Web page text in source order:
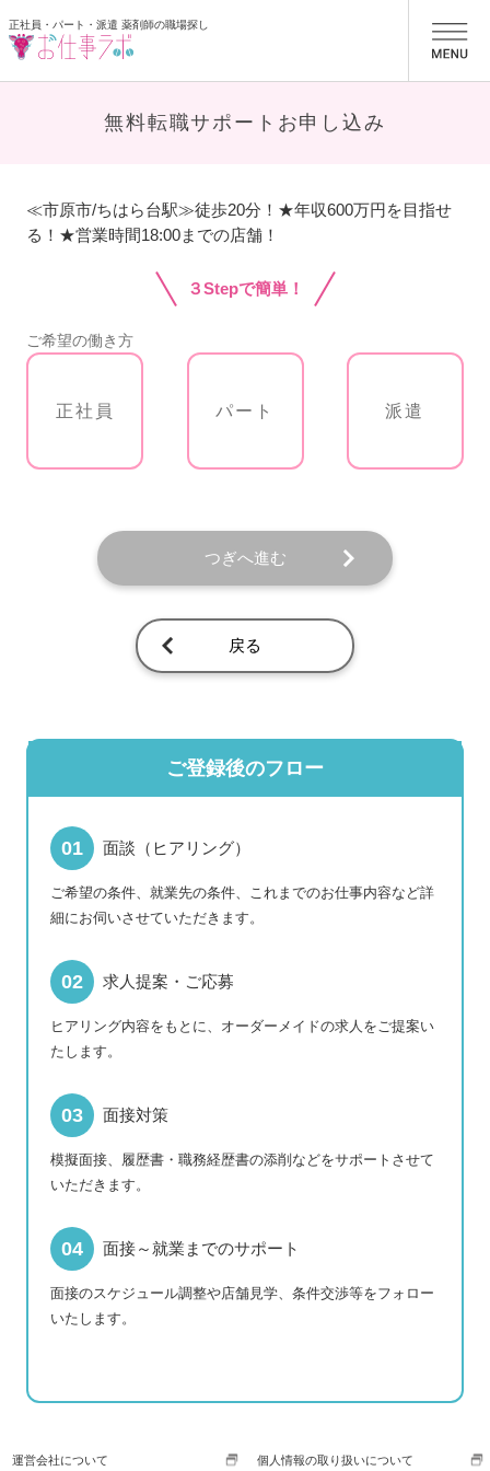
正社員・パート・派遣 薬剤師の職場探し
無料転職サポートお申し込み
≪市原市/ちはら台駅≫徒歩20分！★年収600万円を目指せ
る！★営業時間18:00までの店舗！
３Stepで簡単！
ご希望の働き方
正社員 パート 派遣
つぎへ進む
戻る
ご登録後のフロー
面談（ヒアリング）
ご希望の条件、就業先の条件、これまでのお仕事内容など詳
細にお伺いさせていただきます。
求人提案・ご応募
ヒアリング内容をもとに、オーダーメイドの求人をご提案い
たします。
面接対策
模擬面接、履歴書・職務経歴書の添削などをサポートさせて
いただきます。
面接～就業までのサポート
面接のスケジュール調整や店舗見学、条件交渉等をフォロー
いたします。
運営会社について 個人情報の取り扱いについて